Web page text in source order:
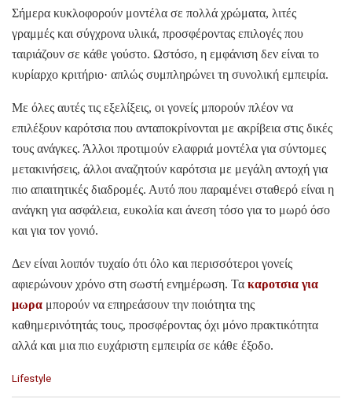
Σήμερα κυκλοφορούν μοντέλα σε πολλά χρώματα, λιτές
γραμμές και σύγχρονα υλικά, προσφέροντας επιλογές που
ταιριάζουν σε κάθε γούστο. Ωστόσο, η εμφάνιση δεν είναι το
κυρίαρχο κριτήριο· απλώς συμπληρώνει τη συνολική εμπειρία.
Με όλες αυτές τις εξελίξεις, οι γονείς μπορούν πλέον να
επιλέξουν καρότσια που ανταποκρίνονται με ακρίβεια στις δικές
τους ανάγκες. Άλλοι προτιμούν ελαφριά μοντέλα για σύντομες
μετακινήσεις, άλλοι αναζητούν καρότσια με μεγάλη αντοχή για
πιο απαιτητικές διαδρομές. Αυτό που παραμένει σταθερό είναι η
ανάγκη για ασφάλεια, ευκολία και άνεση τόσο για το μωρό όσο
και για τον γονιό.
Δεν είναι λοιπόν τυχαίο ότι όλο και περισσότεροι γονείς
αφιερώνουν χρόνο στη σωστή ενημέρωση. Τα καροτσια για
μωρα μπορούν να επηρεάσουν την ποιότητα της
καθημερινότητάς τους, προσφέροντας όχι μόνο πρακτικότητα
αλλά και μια πιο ευχάριστη εμπειρία σε κάθε έξοδο.
C
Lifestyle